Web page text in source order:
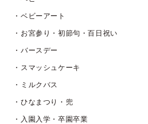
・ベビーアート
・お宮参り・初節句・百日祝い
・バースデー
・スマッシュケーキ
・ミルクバス
・ひなまつり・兜
・入園入学・卒園卒業